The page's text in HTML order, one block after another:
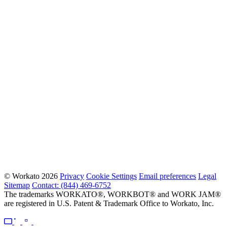
© Workato 2026 Privacy Cookie Settings Email preferences Legal
Sitemap Contact: (844) 469-6752
The trademarks WORKATO®, WORKBOT® and WORK JAM®
are registered in U.S. Patent & Trademark Office to Workato, Inc.